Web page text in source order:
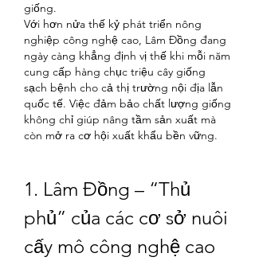
giống.
Với hơn nửa thế kỷ phát triển nông
nghiệp công nghệ cao, Lâm Đồng đang
ngày càng khẳng định vị thế khi mỗi năm
cung cấp hàng chục triệu cây giống
sạch bệnh cho cả thị trường nội địa lẫn
quốc tế. Việc đảm bảo chất lượng giống
không chỉ giúp nâng tầm sản xuất mà
còn mở ra cơ hội xuất khẩu bền vững.
1. Lâm Đồng – “Thủ
phủ” của các cơ sở nuôi
cấy mô công nghệ cao